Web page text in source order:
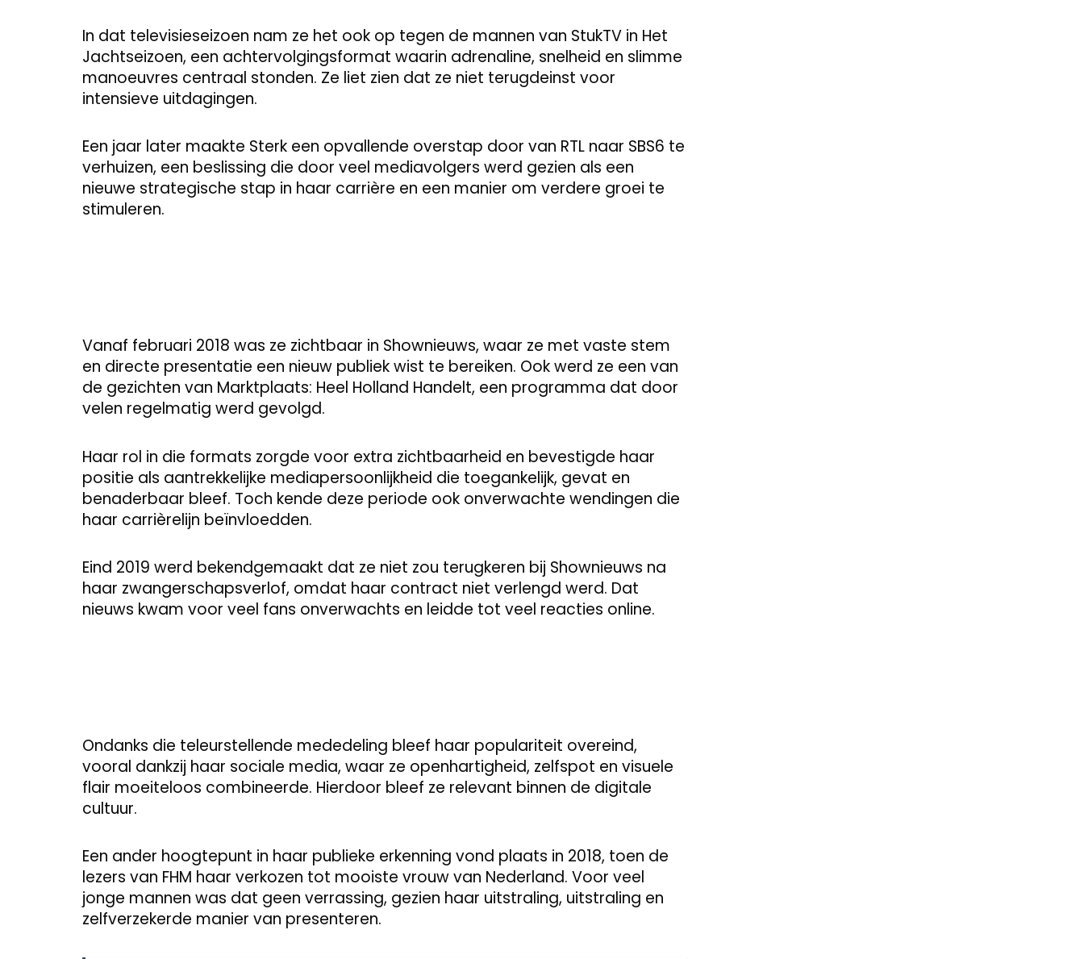
In dat televisieseizoen nam ze het ook op tegen de mannen van StukTV in Het
Jachtseizoen, een achtervolgingsformat waarin adrenaline, snelheid en slimme
manoeuvres centraal stonden. Ze liet zien dat ze niet terugdeinst voor
intensieve uitdagingen.
Een jaar later maakte Sterk een opvallende overstap door van RTL naar SBS6 te
verhuizen, een beslissing die door veel mediavolgers werd gezien als een
nieuwe strategische stap in haar carrière en een manier om verdere groei te
stimuleren.
Vanaf februari 2018 was ze zichtbaar in Shownieuws, waar ze met vaste stem
en directe presentatie een nieuw publiek wist te bereiken. Ook werd ze een van
de gezichten van Marktplaats: Heel Holland Handelt, een programma dat door
velen regelmatig werd gevolgd.
Haar rol in die formats zorgde voor extra zichtbaarheid en bevestigde haar
positie als aantrekkelijke mediapersoonlijkheid die toegankelijk, gevat en
benaderbaar bleef. Toch kende deze periode ook onverwachte wendingen die
haar carrièrelijn beïnvloedden.
Eind 2019 werd bekendgemaakt dat ze niet zou terugkeren bij Shownieuws na
haar zwangerschapsverlof, omdat haar contract niet verlengd werd. Dat
nieuws kwam voor veel fans onverwachts en leidde tot veel reacties online.
Ondanks die teleurstellende mededeling bleef haar populariteit overeind,
vooral dankzij haar sociale media, waar ze openhartigheid, zelfspot en visuele
flair moeiteloos combineerde. Hierdoor bleef ze relevant binnen de digitale
cultuur.
Een ander hoogtepunt in haar publieke erkenning vond plaats in 2018, toen de
lezers van FHM haar verkozen tot mooiste vrouw van Nederland. Voor veel
jonge mannen was dat geen verrassing, gezien haar uitstraling, uitstraling en
zelfverzekerde manier van presenteren.